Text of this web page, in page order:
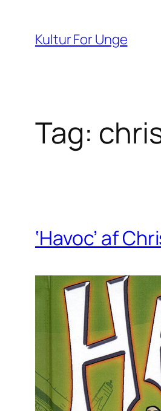
indhold
Kultur For Unge
Tag:
‘Havoc’ af